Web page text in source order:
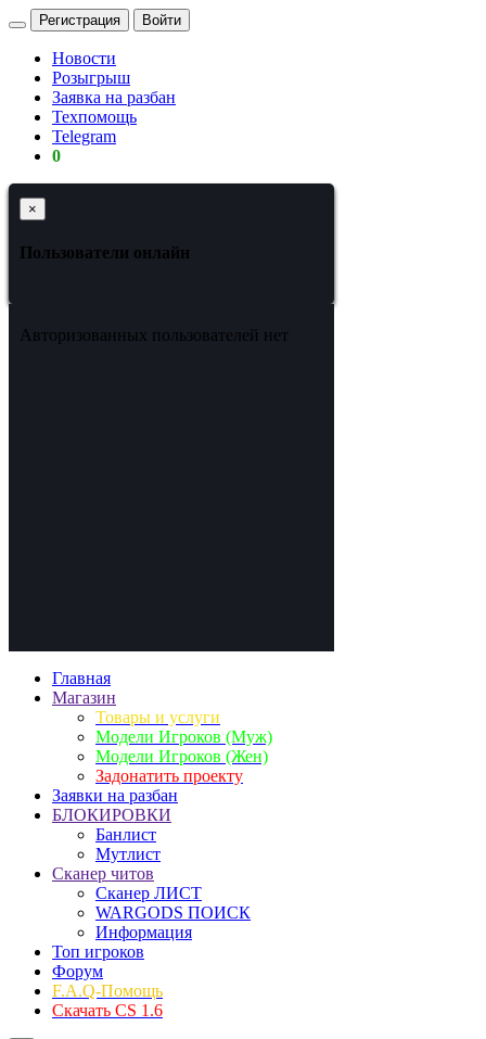
Регистрация Войти
Новости
Розыгрыш
Заявка на разбан
Техпомощь
Telegram
0
×
Пользователи онлайн
Авторизованных пользователей нет
Главная
Магазин
Товары и услуги
Модели Игроков (Муж)
Модели Игроков (Жен)
Задонатить проекту
Заявки на разбан
БЛОКИРОВКИ
Банлист
Мутлист
Cканер читов
Cканер ЛИСТ
WARGODS ПОИСК
Информация
Топ игроков
Форум
F.A.Q-Помощь
Скачать CS 1.6